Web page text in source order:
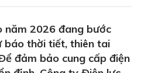
năm 2026 đang bước
báo thời tiết, thiên tai
đảm bảo cung cấp điện